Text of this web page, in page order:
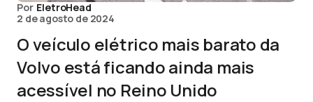
Por EletroHead
2 de agosto de 2024
O veículo elétrico mais barato da
Volvo está ficando ainda mais
acessível no Reino Unido